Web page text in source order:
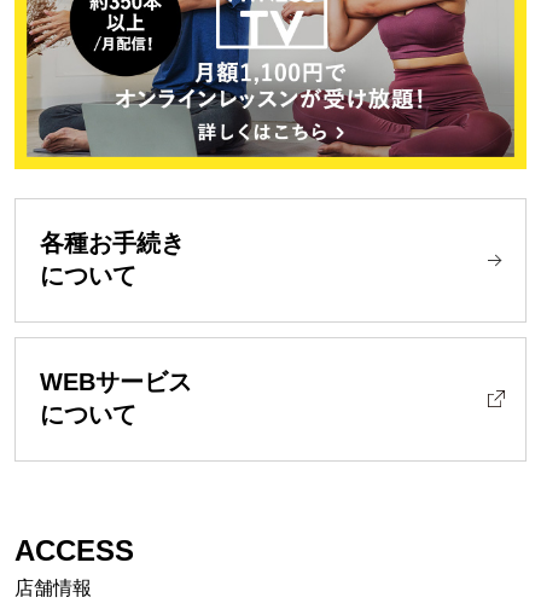
各種お手続き
について
WEBサービス
について
ACCESS
店舗情報